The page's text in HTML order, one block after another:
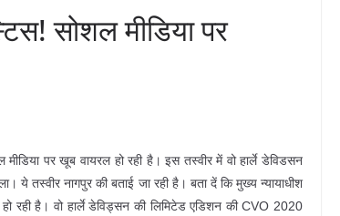
सोशल मीडिया पर
पर खूब वायरल हो रही है। इस तस्वीर में वो हार्ले डेविडसन
तस्वीर नागपुर की बताई जा रही है। बता दें कि मुख्य न्यायाधीश
रही है। वो हार्ले डेविड्सन की लिमिटेड एडिशन की CVO 2020